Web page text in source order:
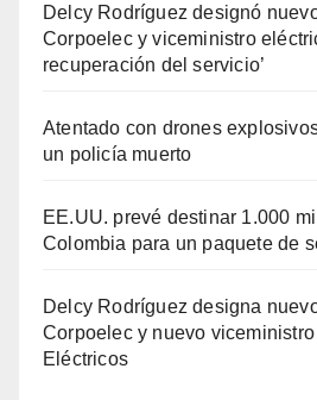
Delcy Rodríguez designó
Corpoelec y viceministro
recuperación del servicio’
Atentado con drones
un policía muerto
EE.UU. prevé destinar 1.000
Colombia para un paquete de
Delcy Rodríguez designa
Corpoelec y nuevo
Eléctricos